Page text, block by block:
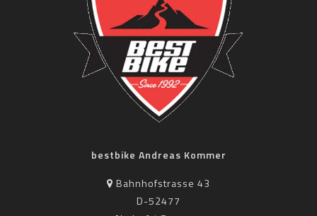
bestbike Andreas Kommer
Bahnhofstrasse 43
D-52477